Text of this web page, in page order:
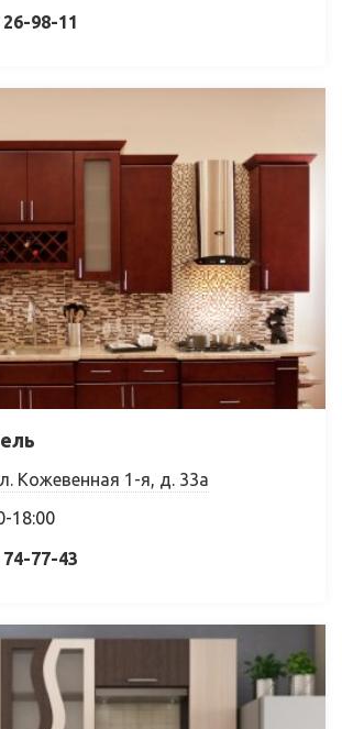
98-11
Кожевенная 1-я, д. 33а
18:00
74-77-43